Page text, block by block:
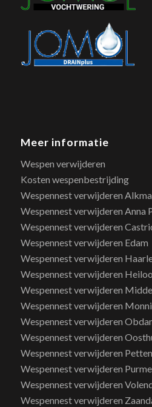
Meer informatie
Wespen verwijderen
Kosten wespenbestrijding
Wespennest verwijderen
Wespennest verwijderen Anna
Wespennest verwijderen
Wespennest verwijderen Edam
Wespennest verwijderen
Wespennest verwijderen Heiloo
Wespennest verwijderen
Wespennest verwijderen
Wespennest verwijderen
Wespennest verwijderen
Wespennest verwijderen Petten
Wespennest verwijderen
Wespennest verwijderen
Wespennest verwijderen